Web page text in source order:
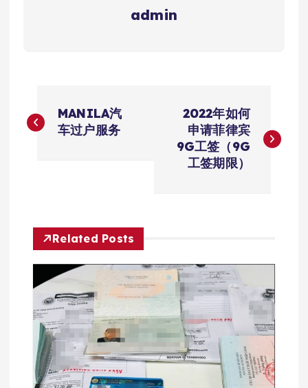
admin
章
MANILA汽
车过户服务
2022年如何
申请菲律宾
9G工签（9G
工签期限）
Related Posts